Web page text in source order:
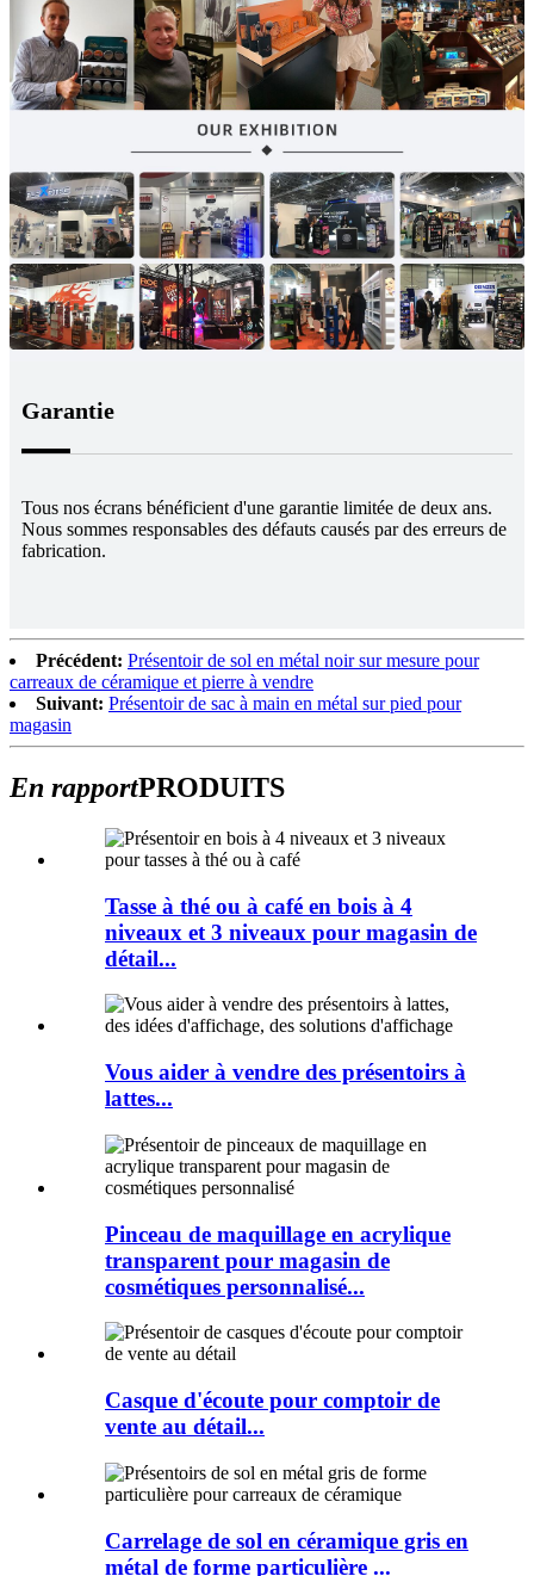
Garantie
Tous nos écrans bénéficient d'une garantie limitée de deux ans.
Nous sommes responsables des défauts causés par des erreurs de
fabrication.
Précédent: Présentoir de sol en métal noir sur mesure pour
carreaux de céramique et pierre à vendre
Suivant: Présentoir de sac à main en métal sur pied pour
magasin
En rapportPRODUITS
Tasse à thé ou à café en bois à 4
niveaux et 3 niveaux pour magasin de
détail...
Vous aider à vendre des présentoirs à
lattes...
Pinceau de maquillage en acrylique
transparent pour magasin de
cosmétiques personnalisé...
Casque d'écoute pour comptoir de
vente au détail...
Carrelage de sol en céramique gris en
métal de forme particulière ...